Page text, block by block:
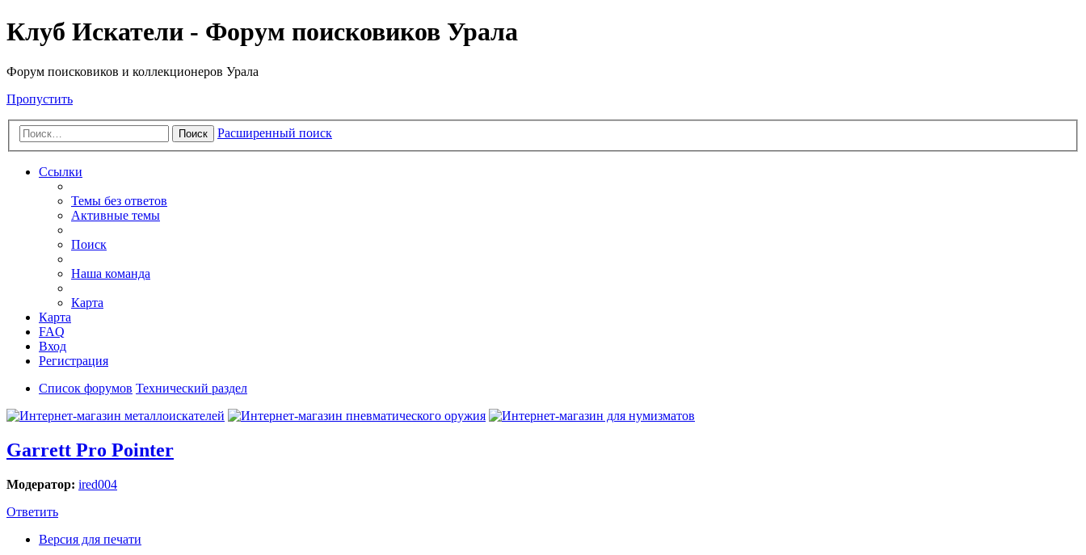
Клуб Искатели - Форум поисковиков Урала
Форум поисковиков и коллекционеров Урала
Пропустить
Поиск Расширенный поиск
Ссылки
Темы без ответов
Активные темы
Поиск
Наша команда
Карта
Карта
FAQ
Вход
Регистрация
Список форумов Технический раздел
Garrett Pro Pointer
Модератор: ired004
Ответить
Версия для печати